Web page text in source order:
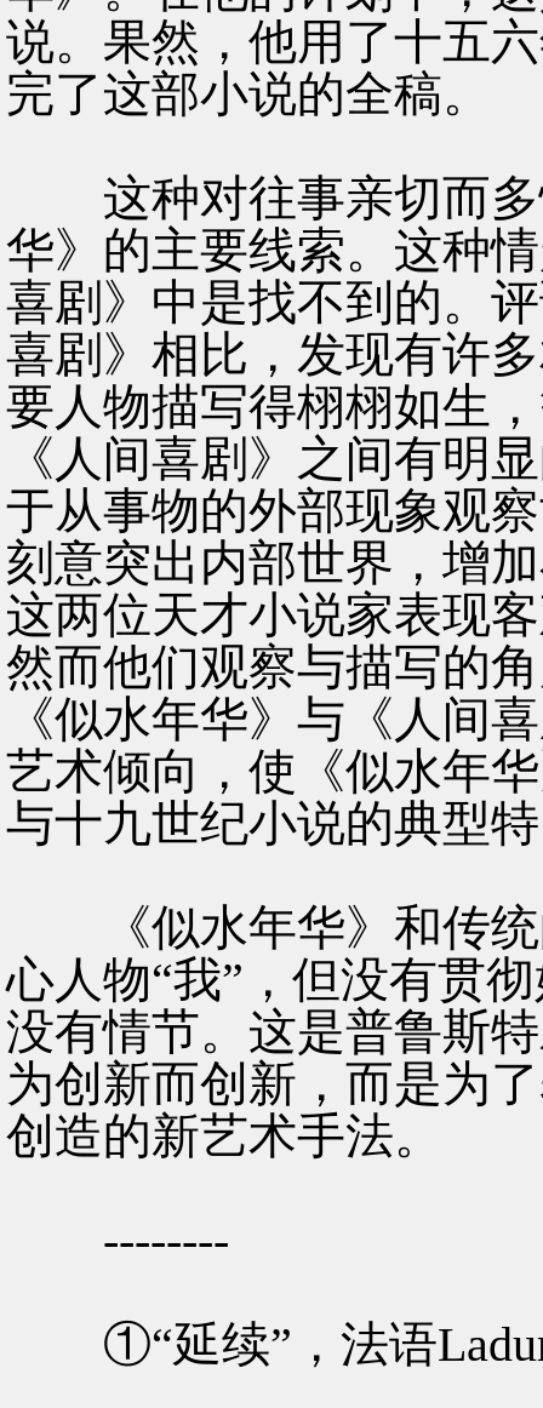
说。果然，他用了十五
完了这部小说的全稿。
这种对往事亲切而多
华》的主要线索。这种
喜剧》中是找不到的。
喜剧》相比，发现有许
要人物描写得栩栩如生
《人间喜剧》之间有明
于从事物的外部现象观
刻意突出内部世界，增
这两位天才小说家表现
然而他们观察与描写的
《似水年华》与《人间
艺术倾向，使《似水年
与十九世纪小说的典型
《似水年华》和传统
心人物“我”，但没有贯
没有情节。这是普鲁斯
为创新而创新，而是为
创造的新艺术手法。
--------
①“延续”，法语